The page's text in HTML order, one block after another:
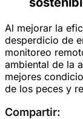
Al mejorar la
desperdicio de
monitoreo
ambiental de la
mejores
de los peces y
Compartir: